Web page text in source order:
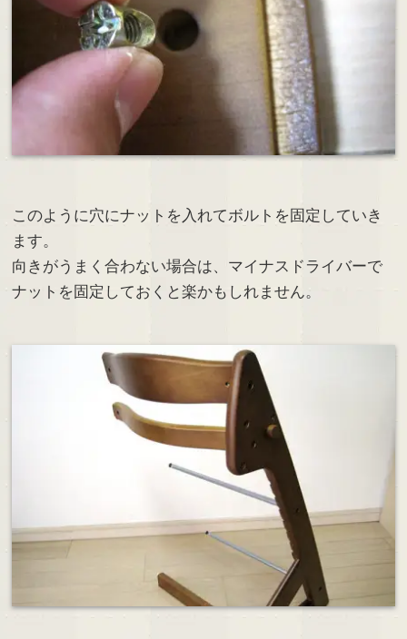
このように穴にナットを入れてボルトを固定していき
ます。
向きがうまく合わない場合は、マイナスドライバーで
ナットを固定しておくと楽かもしれません。